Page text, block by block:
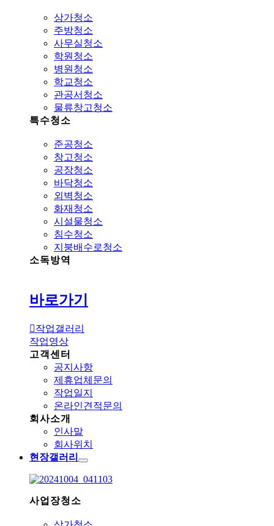
상가청소
주방청소
사무실청소
학원청소
병원청소
학교청소
관공서청소
물류창고청소
특수청소
준공청소
창고청소
공장청소
바닥청소
외벽청소
화재청소
시설물청소
침수청소
지붕배수로청소
소독방역
바로가기
작업갤러리
작업영상
고객센터
공지사항
제휴업체문의
작업일지
온라인견적문의
회사소개
인사말
회사위치
현장갤러리
사업장청소